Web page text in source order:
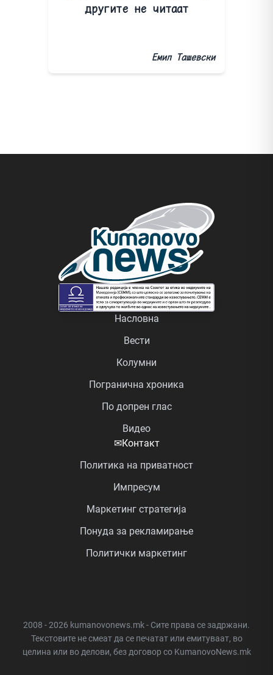
другите не читаат
Емил Ташевски
Насловна
Вести
Колумни
Погранична хроника
По допрен глас
Видео
✉Контакт
Политика на приватност
Импресум
Маркетинг стратегија
Понуда за рекламирање
Политички маркетинг
2008 - 2026 kumanovonews.mk - Сите права се задржани.
Текстовите не смеат да се печатат или емитуваат, во
целина или во делови, без договор со KumanovoNews.mk